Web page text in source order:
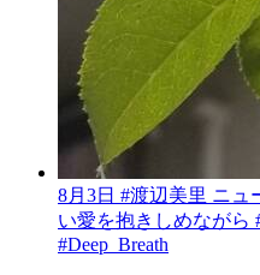
8月3日 #渡辺美里 ニュ
い愛を抱きしめながら
#Deep_Breath